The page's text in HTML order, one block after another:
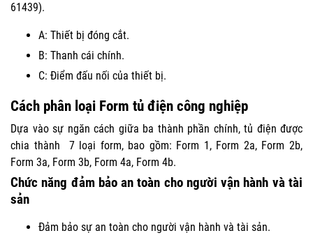
61439).
A: Thiết bị đóng cắt.
B: Thanh cái chính.
C: Điểm đấu nối của thiết bị.
Cách phân loại Form tủ điện công nghiệp
Dựa vào sự ngăn cách giữa ba thành phần chính, tủ điện được
chia thành 7 loại form, bao gồm: Form 1, Form 2a, Form 2b,
Form 3a, Form 3b, Form 4a, Form 4b.
Chức năng đảm bảo an toàn cho người vận hành và tài
sản
Đảm bảo sự an toàn cho người vận hành và tài sản.